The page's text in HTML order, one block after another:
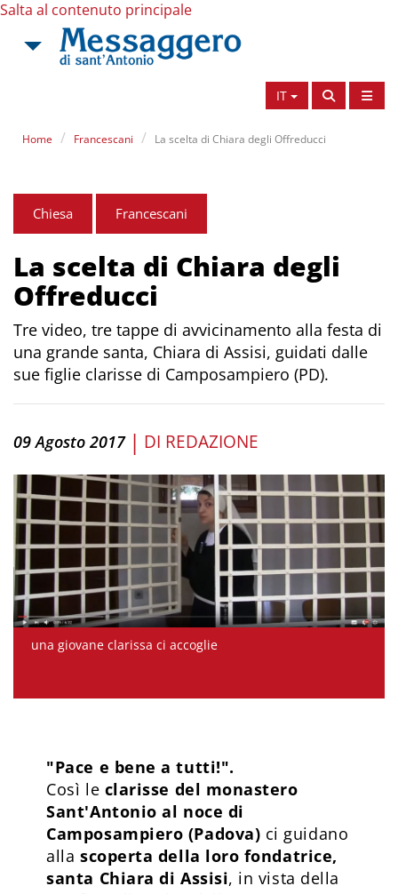
Salta al contenuto principale
IT
Home Francescani La scelta di Chiara degli Offreducci
Chiesa Francescani
La scelta di Chiara degli
Offreducci
Tre video, tre tappe di avvicinamento alla festa di
una grande santa, Chiara di Assisi, guidati dalle
sue figlie clarisse di Camposampiero (PD).
09 Agosto 2017 | DI REDAZIONE
una giovane clarissa ci accoglie
"Pace e bene a tutti!".
Così le clarisse del monastero
Sant'Antonio al noce di
Camposampiero (Padova) ci guidano
allascoperta della loro fondatrice,
santa Chiara di Assisi, in vista della